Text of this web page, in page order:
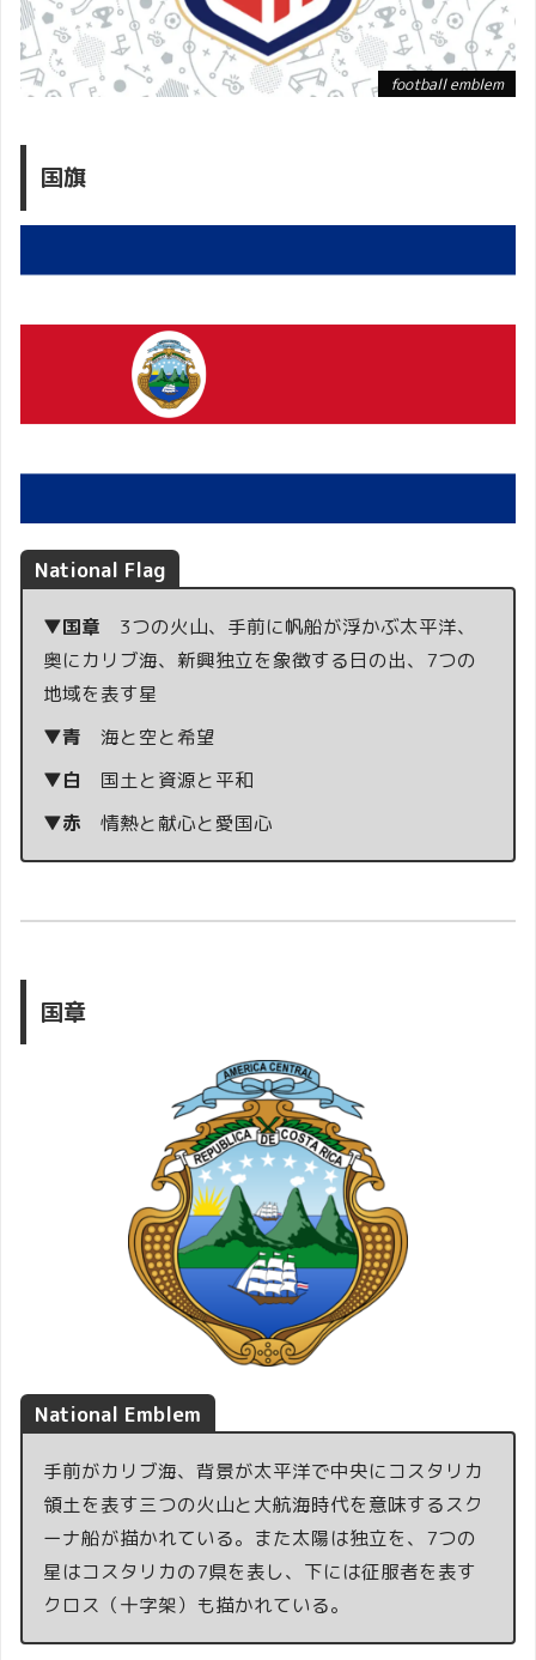
football emblem
国旗
National Flag
▼国章 3つの火山、手前に帆船が浮かぶ太平洋、
奥にカリブ海、新興独立を象徴する日の出、7つの
地域を表す星
▼青 海と空と希望
▼白 国土と資源と平和
▼赤 情熱と献心と愛国心
国章
National Emblem
手前がカリブ海、背景が太平洋で中央にコスタリカ
領土を表す三つの火山と大航海時代を意味するスク
ーナ船が描かれている。また太陽は独立を、7つの
星はコスタリカの7県を表し、下には征服者を表す
クロス（十字架）も描かれている。